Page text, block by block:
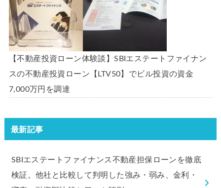
【不動産投資ローン体験談】SBIエステートファイナン
スの不動産投資ローン【LTV50】でビル投資の資金
7,000万円を調達
最新記事
SBIエステートファイナンス不動産担保ローンを徹底
検証。他社と比較して判明した強み・弱み、金利・